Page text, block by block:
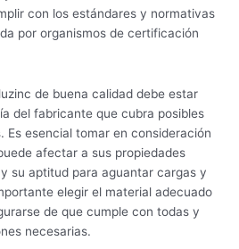
con los estándares y normativas
por organismos de certificación
de buena calidad debe estar
del fabricante que cubra posibles
Es esencial tomar en consideración
afectar a sus propiedades
su aptitud para aguantar cargas y
elegir el material adecuado
de que cumple con todas y
necesarias.